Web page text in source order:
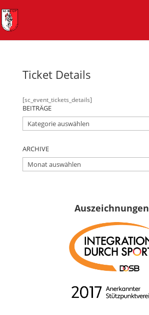
Ticket Details
[sc_event_tickets_details]
BEITRÄGE
BEITRÄGE
ARCHIVE
ARCHIVE
Auszeichnungen